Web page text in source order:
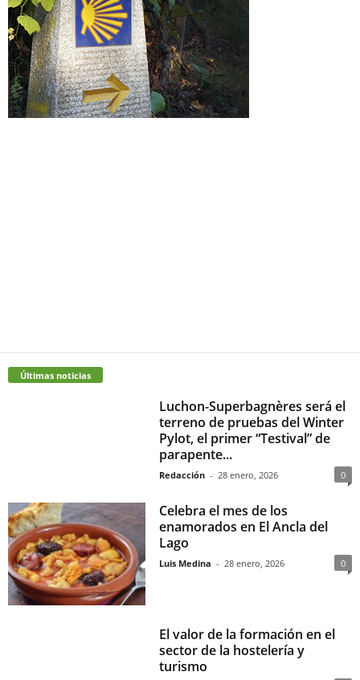
Últimas noticias
Luchon-Superbagnères será el
terreno de pruebas del Winter
Pylot, el primer “Testival” de
parapente...
Redacción - 28 enero, 2026 0
Celebra el mes de los
enamorados en El Ancla del
Lago
Luis Medina - 28 enero, 2026 0
El valor de la formación en el
sector de la hostelería y
turismo